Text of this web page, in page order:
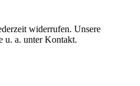
widerrufen. Unsere
u. a. unter Kontakt.